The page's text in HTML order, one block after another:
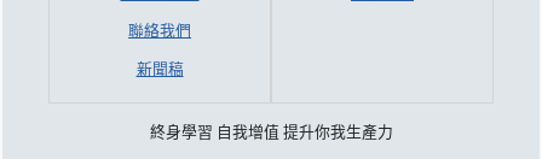
聯絡我們
新聞稿
終身學習 自我增值 提升你我生產力